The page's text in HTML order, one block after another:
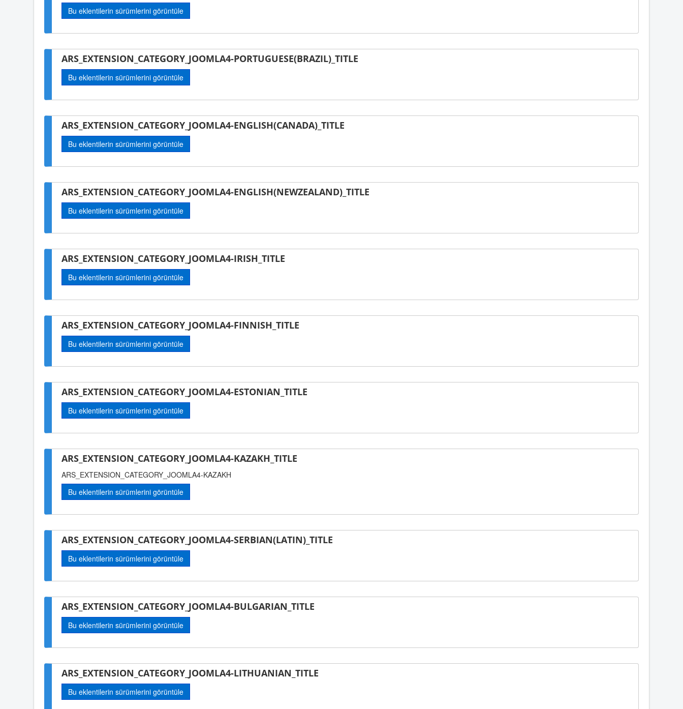
Bu eklentilerin sürümlerini görüntüle
ARS_EXTENSION_CATEGORY_JOOMLA4-PORTUGUESE(BRAZIL)_TITLE
Bu eklentilerin sürümlerini görüntüle
ARS_EXTENSION_CATEGORY_JOOMLA4-ENGLISH(CANADA)_TITLE
Bu eklentilerin sürümlerini görüntüle
ARS_EXTENSION_CATEGORY_JOOMLA4-ENGLISH(NEWZEALAND)_TITLE
Bu eklentilerin sürümlerini görüntüle
ARS_EXTENSION_CATEGORY_JOOMLA4-IRISH_TITLE
Bu eklentilerin sürümlerini görüntüle
ARS_EXTENSION_CATEGORY_JOOMLA4-FINNISH_TITLE
Bu eklentilerin sürümlerini görüntüle
ARS_EXTENSION_CATEGORY_JOOMLA4-ESTONIAN_TITLE
Bu eklentilerin sürümlerini görüntüle
ARS_EXTENSION_CATEGORY_JOOMLA4-KAZAKH_TITLE
ARS_EXTENSION_CATEGORY_JOOMLA4-KAZAKH
Bu eklentilerin sürümlerini görüntüle
ARS_EXTENSION_CATEGORY_JOOMLA4-SERBIAN(LATIN)_TITLE
Bu eklentilerin sürümlerini görüntüle
ARS_EXTENSION_CATEGORY_JOOMLA4-BULGARIAN_TITLE
Bu eklentilerin sürümlerini görüntüle
ARS_EXTENSION_CATEGORY_JOOMLA4-LITHUANIAN_TITLE
Bu eklentilerin sürümlerini görüntüle